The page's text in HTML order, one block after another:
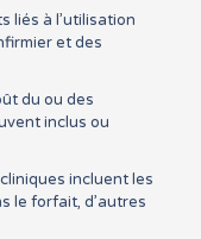
liés à l’utilisation
et des
du ou des
inclus ou
incluent les
le forfait, d’autres